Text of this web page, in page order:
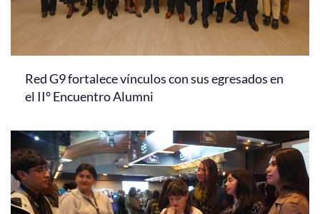
Red G9 fortalece vínculos con sus egresados en
el II° Encuentro Alumni